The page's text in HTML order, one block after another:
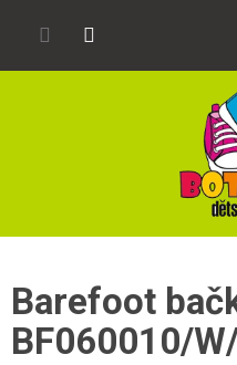
Barefoot
BF060010/